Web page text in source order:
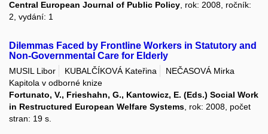
Central European Journal of Public Policy, rok: 2008, ročník:
2, vydání: 1
Dilemmas Faced by Frontline Workers in Statutory and
Non-Governmental Care for Elderly
MUSIL Libor KUBALČÍKOVÁ Kateřina
NEČASOVÁ Mirka
Kapitola v odborné knize
Fortunato, V., Frieshahn, G., Kantowicz, E. (Eds.) Social Work
in Restructured European Welfare Systems , rok: 2008, počet
stran: 19 s.